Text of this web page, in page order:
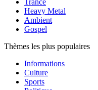
Trance
Heavy Metal
Ambient
Gospel
Thèmes les plus populaires
Informations
Culture
Sports